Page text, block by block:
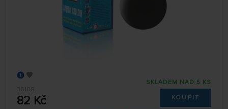
36108
82 Kč
SKLADEM NAD 5 KS
KOUPIT